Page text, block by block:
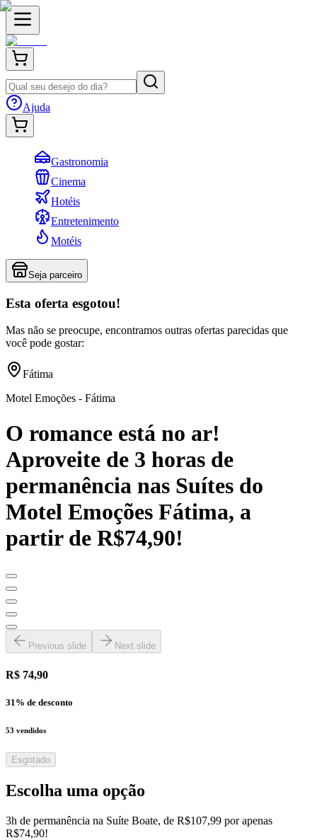
Ajuda
Gastronomia
Cinema
Hotéis
Entretenimento
Motéis
Seja parceiro
Esta oferta esgotou!
Mas não se preocupe, encontramos outras ofertas parecidas que
você pode gostar:
Fátima
Motel Emoções - Fátima
O romance está no ar!
Aproveite de 3 horas de
permanência nas Suítes do
Motel Emoções Fátima, a
partir de R$74,90!
Previous slide Next slide
R$ 74,90
31 % de desconto
53 vendidos
Esgotado
Escolha uma opção
3h de permanência na Suíte Boate, de R$107,99 por apenas
R$74,90!